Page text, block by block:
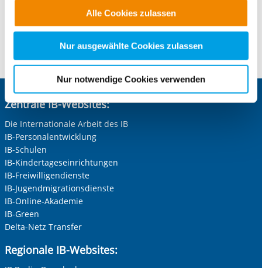
Funktionen für diese Zwecke aktiviert sind, müssen Sie
alle Cookie-Kategorien auswählen. Sie können mittels
nachfolgender Buttons über Ihre Einwilligung für diese
Zwecke entscheiden und Ihre erteilte Einwilligung stets
für die Zukunft widerrufen. Bitte beachten Sie: Ihre
Cookies, die erforderlich zur Bereitstellung der von Ihnen
aufgerufenen und somit gewünschten Website-
berechtigter Interessen und daher unabhängig von einer
Einwilligung.
Alle Cookies zulassen
Nur ausgewählte Cookies zulassen
Nur notwendige Cookies verwenden
Kontaktformular öffnen
Zentrale IB-Websites:
Die Internationale Arbeit des IB
IB-Personalentwicklung
IB-Schulen
IB-Kindertageseinrichtungen
IB-Freiwilligendienste
IB-Jugendmigrationsdienste
IB-Online-Akademie
IB-Green
Delta-Netz Transfer
Regionale IB-Websites: